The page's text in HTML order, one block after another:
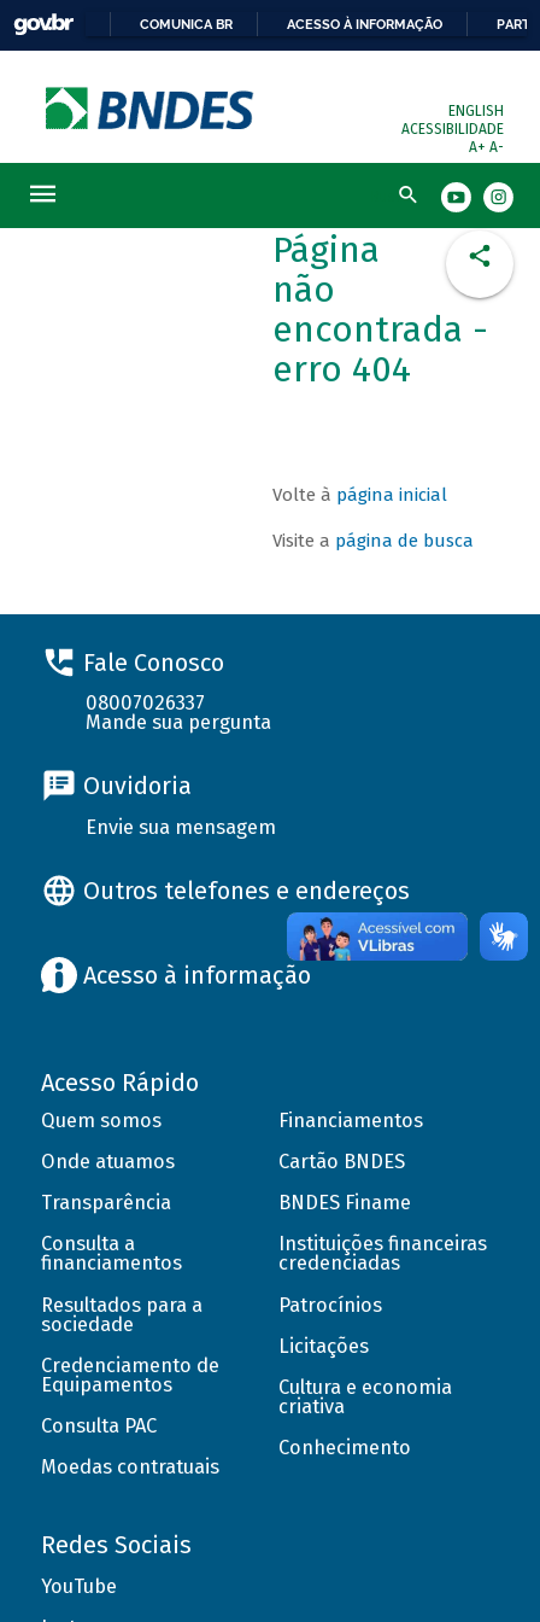
COMUNICA BR ACESSO À INFORMAÇÃO
ENGLISH
ACESSIBILIDADE
A+ A-
Busca
Página
não
encontrada -
erro 404
Volte à página inicial
Visite a página de busca
Fale Conosco
08007026337
Mande sua pergunta
Ouvidoria
Envie sua mensagem
Outros telefones e endereços
Acesso à informação
Acesso Rápido
Quem somos
Onde atuamos
Transparência
Consulta a
financiamentos
Resultados para a
sociedade
Credenciamento de
Equipamentos
Consulta PAC
Moedas contratuais
Financiamentos
Cartão BNDES
BNDES Finame
Instituições financeiras
credenciadas
Patrocínios
Licitações
Cultura e economia
criativa
Conhecimento
Redes Sociais
YouTube